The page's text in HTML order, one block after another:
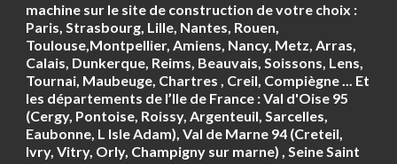
machine sur le site de construction de votre choix :
Paris, Strasbourg, Lille, Nantes, Rouen,
Toulouse,Montpellier, Amiens, Nancy, Metz, Arras,
Calais, Dunkerque, Reims, Beauvais, Soissons, Lens,
Tournai, Maubeuge, Chartres , Creil, Compiègne ... Et
les départements de l’Ile de France : Val d'Oise 95
(Cergy, Pontoise, Roissy, Argenteuil, Sarcelles,
Eaubonne, L Isle Adam), Val de Marne 94 (Creteil,
Ivry, Vitry, Orly, Champigny sur marne) , Seine Saint